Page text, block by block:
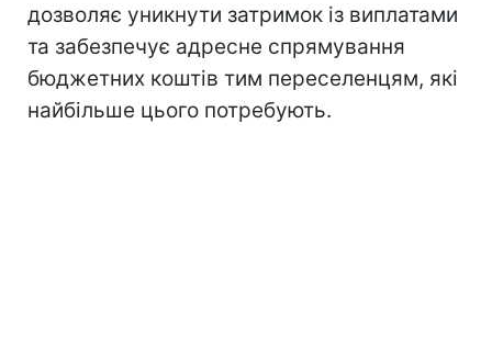
дозволяє уникнути затримок із виплатами
та забезпечує адресне спрямування
бюджетних коштів тим переселенцям, які
найбільше цього потребують.